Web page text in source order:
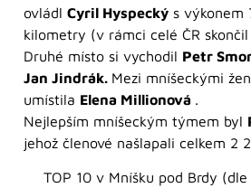
ovládl Cyril Hyspecký s výkonem
kilometry (v rámci celé ČR
Druhé místo si vychodil Petr
Jan Jindrák. Mezi mníšeckými
umístila Elena Millionová .
Nejlepším mníšeckým týmem byl
jehož členové našlapali celkem 2
TOP 10 v Mníšku pod Brdy